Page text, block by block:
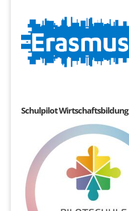
Schulpilot Wirtschaftsbildung